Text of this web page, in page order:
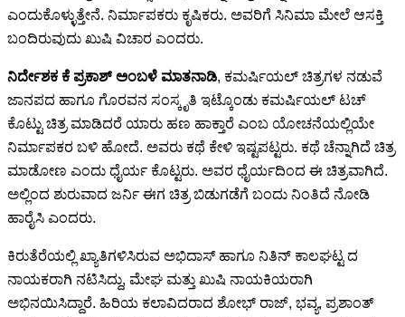
ಎಂದುಕೊಳ್ಳುತ್ತೇನೆ. ನಿರ್ಮಾಪಕರು ಕೃಷಿಕರು. ಅವರಿಗೆ ಸಿನಿಮಾ ಮೇಲೆ ಆಸಕ್ತಿ
ಬಂದಿರುವುದು ಖುಷಿ ವಿಚಾರ ಎಂದರು.
ನಿರ್ದೇಶಕ ಕೆ ಪ್ರಕಾಶ್ ಅಂಬಳೆ ಮಾತನಾಡಿ, ಕಮರ್ಷಿಯಲ್ ಚಿತ್ರಗಳ ನಡುವೆ
ಜಾನಪದ ಹಾಗೂ ಗೊರವನ ಸಂಸ್ಕೃತಿ ಇಟ್ಕೊಂಡು ಕಮರ್ಷಿಯಲ್ ಟಚ್
ಕೊಟ್ಟು ಚಿತ್ರ ಮಾಡಿದರೆ ಯಾರು ಹಣ ಹಾಕ್ತಾರೆ ಎಂಬ ಯೋಚನೆಯಲ್ಲಿಯೇ
ನಿರ್ಮಾಪಕರ ಬಳಿ ಹೋದೆ. ಅವರು ಕಥೆ ಕೇಳಿ ಇಷ್ಟಪಟ್ಟರು. ಕಥೆ ಚೆನ್ನಾಗಿದೆ ಚಿತ್ರ
ಮಾಡೋಣ ಎಂದು ಧೈರ್ಯ ಕೊಟ್ಟರು. ಅವರ ಧೈರ್ಯದಿಂದ ಈ ಚಿತ್ರವಾಗಿದೆ.
ಅಲ್ಲಿಂದ ಶುರುವಾದ ಜರ್ನಿ ಈಗ ಚಿತ್ರ ಬಿಡುಗಡೆಗೆ ಬಂದು ನಿಂತಿದೆ ನೋಡಿ
ಹಾರೈಸಿ ಎಂದರು.
ಕಿರುತೆರೆಯಲ್ಲಿ ಖ್ಯಾತಿಗಳಿಸಿರುವ ಅಭಿದಾಸ್ ಹಾಗೂ ನಿತಿನ್ ಕಾಲಘಟ್ಟ ದ
ನಾಯಕರಾಗಿ ನಟಿಸಿದ್ದು, ಮೇಘ ಮತ್ತು ಖುಷಿ ನಾಯಕಿಯರಾಗಿ
ಅಭಿನಯಿಸಿದ್ದಾರೆ. ಹಿರಿಯ ಕಲಾವಿದರಾದ ಶೋಭ್ ರಾಜ್, ಭವ್ಯ, ಪ್ರಶಾಂತ್